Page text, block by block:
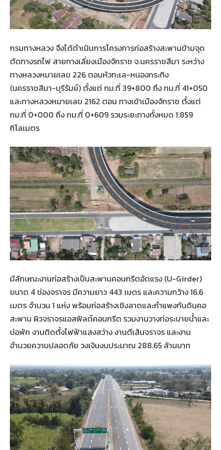
กรมทางหลวง จึงได้ดำเนินการโครงการก่อสร้างสะพานข้ามจุด
ตัดทางรถไฟ สายทางเลี่ยงเมืองจักราช จ.นครราชสีมา ระหว่าง
ทางหลวงหมายเลข 226 ตอนหัวทะเล-หนองกระทิง
(นครราชสีมา-บุรีรัมย์) ตั้งแต่ กม.ที่ 39+800 ถึง กม.ที่ 41+050
และทางหลวงหมายเลข 2162 ตอน ทางเข้าเมืองจักราช ตั้งแต่
กม.ที่ 0+000 ถึง กม.ที่ 0+609 รวมระยะทางทั้งหมด 1.859
กิโลเมตร
มีลักษณะงานก่อสร้างเป็นสะพานคอนกรีตอัดแรง (U-Girder)
ขนาด 4 ช่องจราจร มีความยาว 443 เมตร และความกว้าง 16.6
เมตร จำนวน 1 แห่ง พร้อมก่อสร้างเชิงลาดและกำแพงกันดินคอ
สะพาน ผิวจราจรแอสฟัลต์คอนกรีต รวมงานวางท่อระบายน้ำและ
บ่อพัก งานติดตั้งไฟฟ้าแสงสว่าง งานตีเส้นจราจร และงาน
อำนวยความปลอดภัย วงเงินงบประมาณ 288.65 ล้านบาท